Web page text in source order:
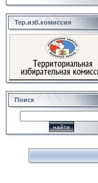
Тер.изб.комиссия
Поиск